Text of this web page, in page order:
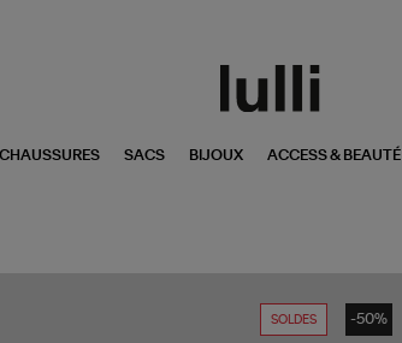
CHAUSSURES SACS BIJOUX ACCESS & BEAUTÉ
SOLDES -50%